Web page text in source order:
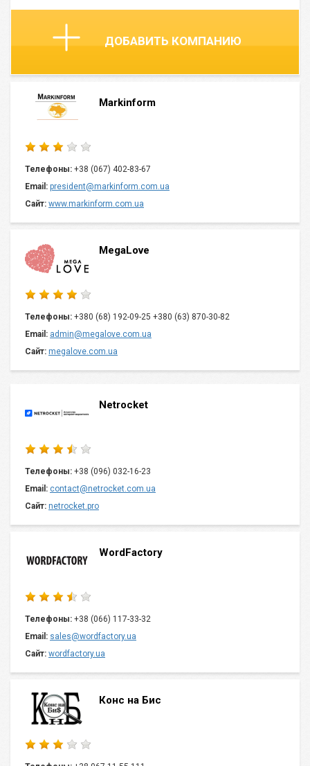
ДОБАВИТЬ КОМПАНИЮ
Markinform
Телефоны: +38 (067) 402-83-67
Email: president@markinform.com.ua
Сайт: www.markinform.com.ua
MegaLove
Телефоны: +380 (68) 192-09-25 +380 (63) 870-30-82
Email: admin@megalove.com.ua
Сайт: megalove.com.ua
Netrocket
Телефоны: +38 (096) 032-16-23
Email: contact@netrocket.com.ua
Сайт: netrocket.pro
WordFactory
Телефоны: +38 (066) 117-33-32
Email: sales@wordfactory.ua
Сайт: wordfactory.ua
Конс на Бис